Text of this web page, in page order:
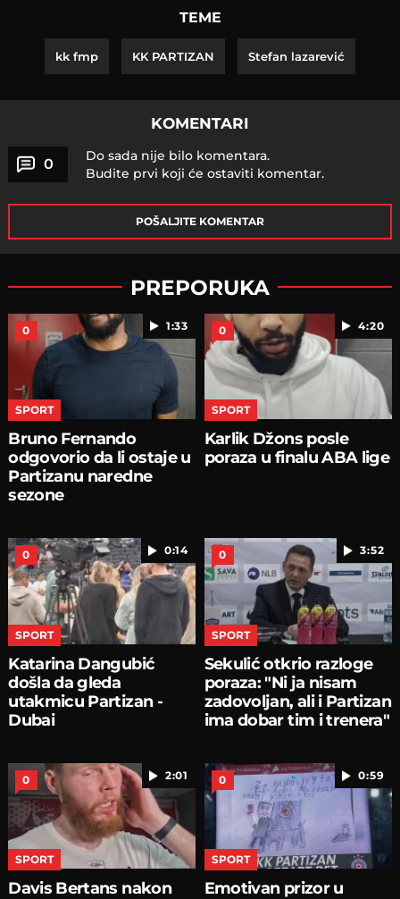
TEME
kk fmp KK PARTIZAN Stefan lazarević
KOMENTARI
0
Do sada nije bilo komentara.
Budite prvi koji će ostaviti komentar.
POŠALJITE KOMENTAR
PREPORUKA
1:33
0
SPORT
Bruno Fernando
odgovorio da li ostaje u
Partizanu naredne
sezone
4:20
0
SPORT
Karlik Džons posle
poraza u finalu ABA lige
0:14
0
SPORT
Katarina Dangubić
došla da gleda
utakmicu Partizan -
Dubai
3:52
0
SPORT
Sekulić otkrio razloge
poraza: "Ni ja nisam
zadovoljan, ali i Partizan
ima dobar tim i trenera"
2:01
0
SPORT
Davis Bertans nakon
0:59
0
SPORT
Emotivan prizor u